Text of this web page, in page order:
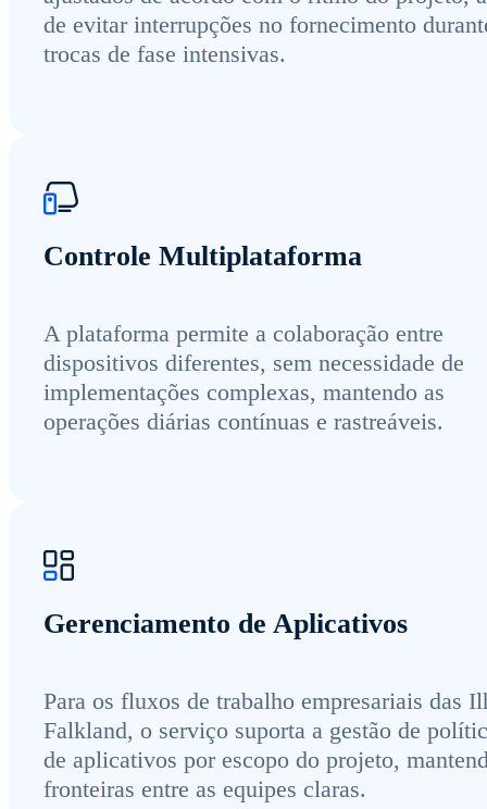
de evitar interrupções no fornecimento
trocas de fase intensivas.
Controle Multiplataforma
A plataforma permite a colaboração entre
dispositivos diferentes, sem necessidade de
implementações complexas, mantendo as
operações diárias contínuas e rastreáveis.
Gerenciamento de Aplicativos
Para os fluxos de trabalho empresariais das
Falkland, o serviço suporta a gestão de
de aplicativos por escopo do projeto,
fronteiras entre as equipes claras.